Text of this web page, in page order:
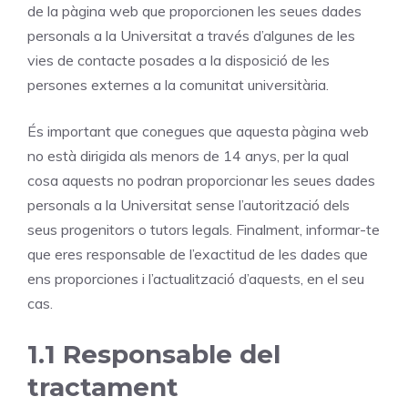
de la pàgina web que proporcionen les seues dades
personals a la Universitat a través d’algunes de les
vies de contacte posades a la disposició de les
persones externes a la comunitat universitària.
És important que conegues que aquesta pàgina web
no està dirigida als menors de 14 anys, per la qual
cosa aquests no podran proporcionar les seues dades
personals a la Universitat sense l’autorització dels
seus progenitors o tutors legals. Finalment, informar-te
que eres responsable de l’exactitud de les dades que
ens proporciones i l’actualització d’aquests, en el seu
cas.
1.1 Responsable del
tractament